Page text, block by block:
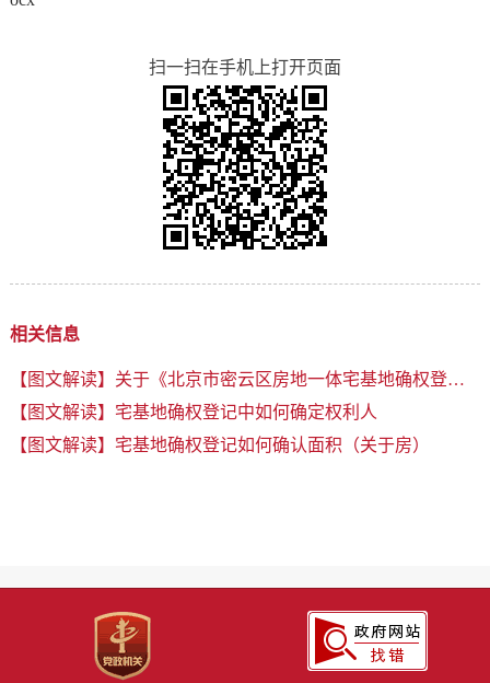
扫一扫在手机上打开页面
相关信息
【图文解读】关于《北京市密云区房地一体宅基地确权登记工作指导意见》的解读
【图文解读】宅基地确权登记中如何确定权利人
【图文解读】宅基地确权登记如何确认面积（关于房）